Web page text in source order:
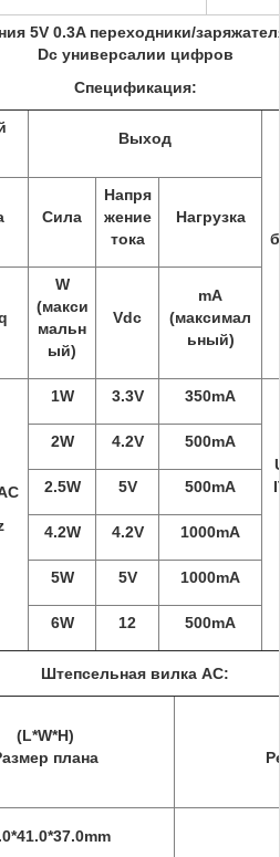
5V 0.3A переходники/
Dc универсалии цифров
Спецификация:
Выход
Сила
Напря
жение
тока
Нагрузка
W
(макси
мальн
ый)
Vdc
mA
(максимал
ьный)
1W 3.3V 350mA
2W 4.2V 500mA
2.5W 5V 500mA
4.2W 4.2V 1000mA
5W 5V 1000mA
6W 12 500mA
Штепсельная вилка AC:
(L*W*H)
плана